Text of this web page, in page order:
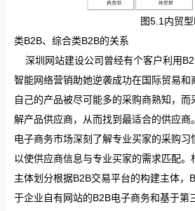
图5.1内贸型B2B、外
类B2B、综合类B2B的关系
深圳网站建设公司曾经有个客户利用
智能网络营销助她逆袭成功在国际贸易和
自己的产品被尽可能多的采购商熟知，
解产品供应商，从而找到最适合的供应商
电子商务市场深刻了解专业买家的采购习
以使供应商信息与专业买家的需求匹配
主体划分根据B2B交易平台的构建主体，
于企业自有网站的B2B电子商务和基于第